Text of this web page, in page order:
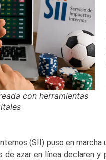
con herramientas
(SII) puso en
de azar en línea declaren y